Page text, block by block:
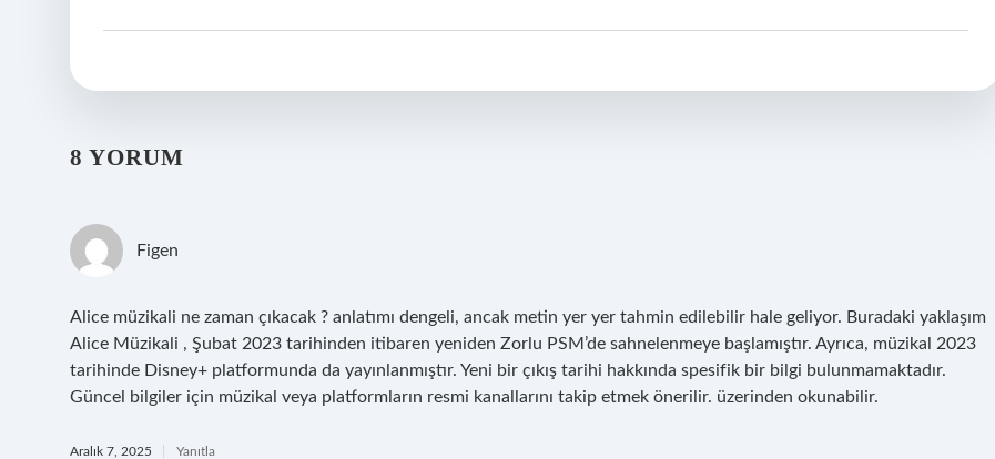
8 YORUM
Figen
Alice müzikali ne zaman çıkacak ? anlatımı dengeli, ancak metin yer yer tahmin edilebilir hale geliyor. Buradaki yaklaşım
Alice Müzikali , Şubat 2023 tarihinden itibaren yeniden Zorlu PSM’de sahnelenmeye başlamıştır. Ayrıca, müzikal 2023
tarihinde Disney+ platformunda da yayınlanmıştır. Yeni bir çıkış tarihi hakkında spesifik bir bilgi bulunmamaktadır.
Güncel bilgiler için müzikal veya platformların resmi kanallarını takip etmek önerilir. üzerinden okunabilir.
Aralık 7, 2025 Yanıtla